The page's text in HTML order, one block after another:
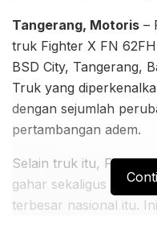
Tangerang, Motoris –
truk Fighter X FN
BSD City, Tangerang,
Truk yang
dengan sejumlah
pertambangan adem.
Selain truk itu, Fuso
gahar sekaligus
terbesar nasional itu.